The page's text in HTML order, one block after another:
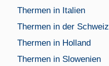
Thermen in Italien
Thermen in der Schweiz
Thermen in Holland
Thermen in Slowenien